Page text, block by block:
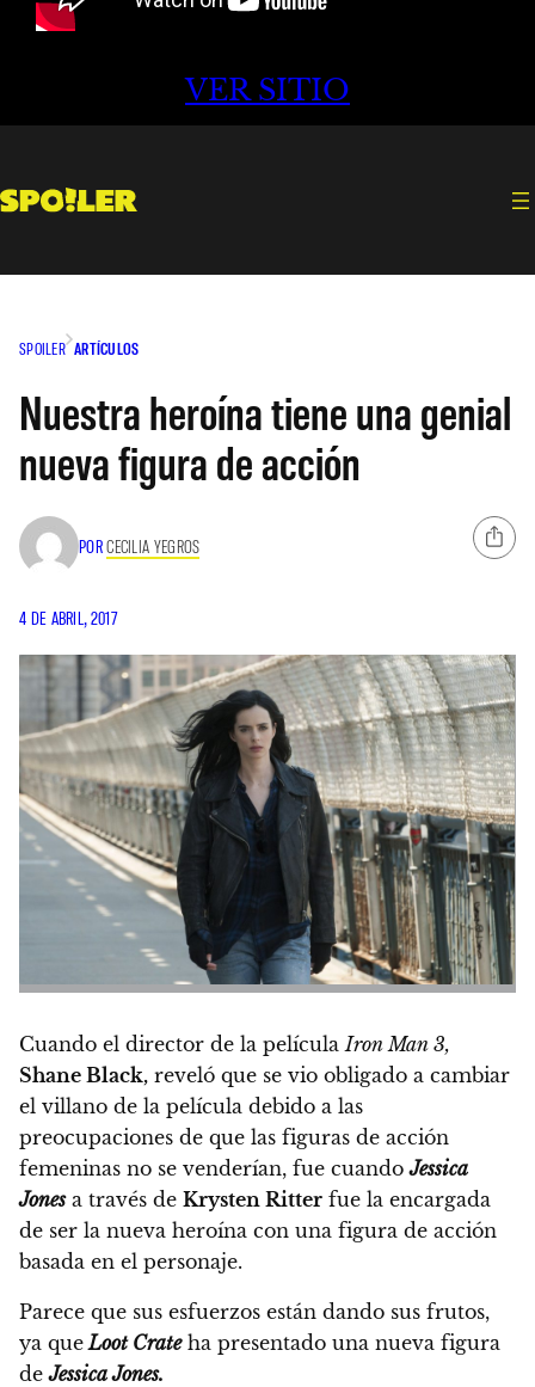
VER SITIO
SPOILER ARTÍCULOS
Nuestra heroína tiene una genial
nueva figura de acción
PORCECILIA YEGROS
4 DE ABRIL, 2017
Cuando el director de la película Iron Man 3,
Shane Black, reveló que se vio obligado a cambiar
el villano de la película debido a las
preocupaciones de que las figuras de acción
femeninas no se venderían, fue cuandoJessica
Jonesa través de Krysten Ritter fue la encargada
de ser la nueva heroína con una figura de acción
basada en el personaje.
Parece que sus esfuerzos están dando sus frutos,
ya que Loot Crateha presentado una nueva figura
deJessica Jones.